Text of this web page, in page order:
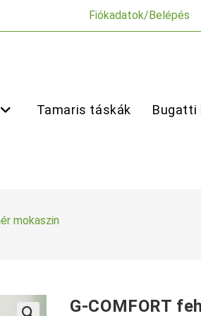
Fiókadatok/Belépés
Tamaris táskák Bugatti
mokaszin
G-COMFORT